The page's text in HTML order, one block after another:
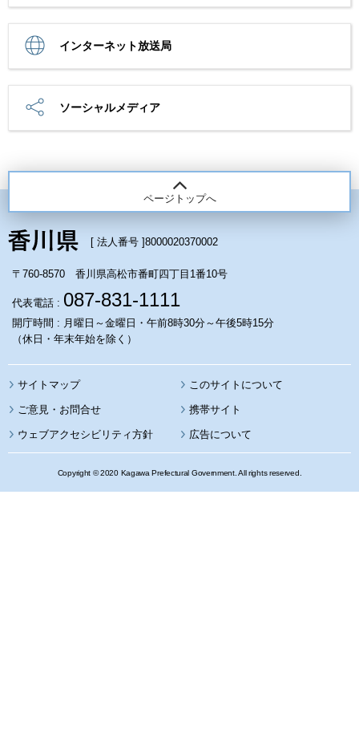
インターネット放送局
ソーシャルメディア
ページトップへ
[ 法人番号 ]8000020370002
〒760-8570 香川県高松市番町四丁目1番10号
代表電話 : 087-831-1111
開庁時間 : 月曜日～金曜日・午前8時30分～午後5時15分
（休日・年末年始を除く）
サイトマップ このサイトについて
携帯サイト
ウェブアクセシビリティ方針 広告について
Copyright © 2020 Kagawa Prefectural Government. All rights reserved.